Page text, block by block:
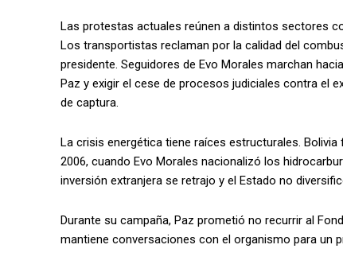
Las protestas actuales reúnen a distintos sectores
Los transportistas reclaman por la calidad del
presidente. Seguidores de Evo Morales marchan
Paz y exigir el cese de procesos judiciales contra el
de captura.
La crisis energética tiene raíces estructurales.
2006, cuando Evo Morales nacionalizó los
inversión extranjera se retrajo y el Estado no
Durante su campaña, Paz prometió no recurrir al
mantiene conversaciones con el organismo para un